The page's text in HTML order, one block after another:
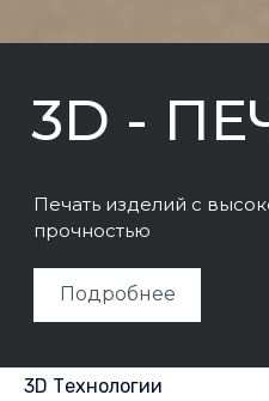
3D -
Печать изделий с
прочностью
Подробнее
3D Технологии